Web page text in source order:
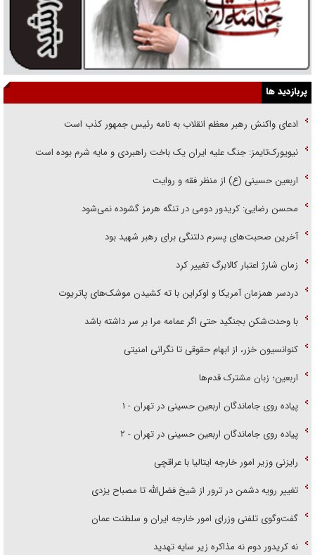
پربازدید ها
ادعای واکنش رهبر معظم انقلاب به نامه رئیس جمهور کذب است
نیویورک‌تایمز: جنگ علیه ایران یک باخت راهبردی و مایه شرم بوده است
اربعین حسینی (ع) از منظر فقه و روایت
محسن رضایی: کریدور دومی در تنگه هرمز گشوده نمی‌شود
آخرین صحبت‌های پسرم دلتنگی برای رهبر شهید بود
زمان شارژ اعتبار کالابرگ تغییر کرد
دردسر همزمان آمریکا و اوکراین با ته کشیدن موشک‌های پاتریوت
با وحدت‌شکن بجنگید حتی اگر عمامه مرا بر سر داشته باشد
کنوانسیون خزر، از ابهام حقوقی تا نگرانی امنیتی
اربعین؛ زبان مشترک قدم‌ها
پیاده روی جاماندگان اربعین حسینی در تهران - ۱
پیاده روی جاماندگان اربعین حسینی در تهران - ۲
رایزنی وزیر امور خارجه ایتالیا با عراقچی
تغییر رویه دشمن در ترور از شیخ فضل‌الله تا مصباح یزدی
گفت‌وگوی تلفنی وزرای امور خارجه ایران و سلطنت عمان
نه کریدور دوم نه مذاکره زیر سایه تهدید